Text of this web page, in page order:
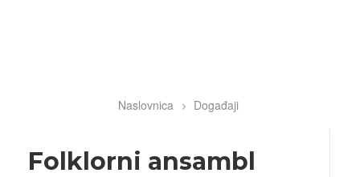
BreadcrumbNaslovnica Događaji
Folklorni ansambl